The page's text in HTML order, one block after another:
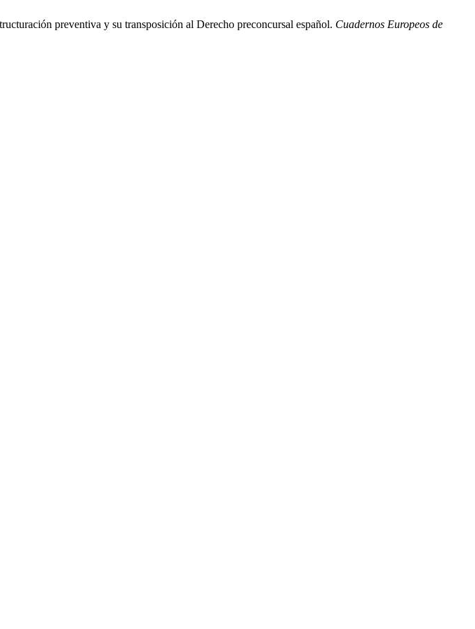
preventiva y su transposición al Derecho preconcursal español. Cuadernos Europeos de